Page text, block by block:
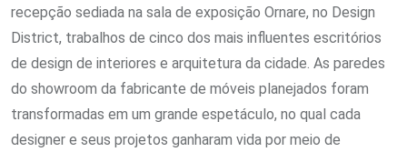
recepção sediada na sala de exposição Ornare, no Design
District, trabalhos de cinco dos mais influentes escritórios
de design de interiores e arquitetura da cidade. As paredes
do showroom da fabricante de móveis planejados foram
transformadas em um grande espetáculo, no qual cada
designer e seus projetos ganharam vida por meio de